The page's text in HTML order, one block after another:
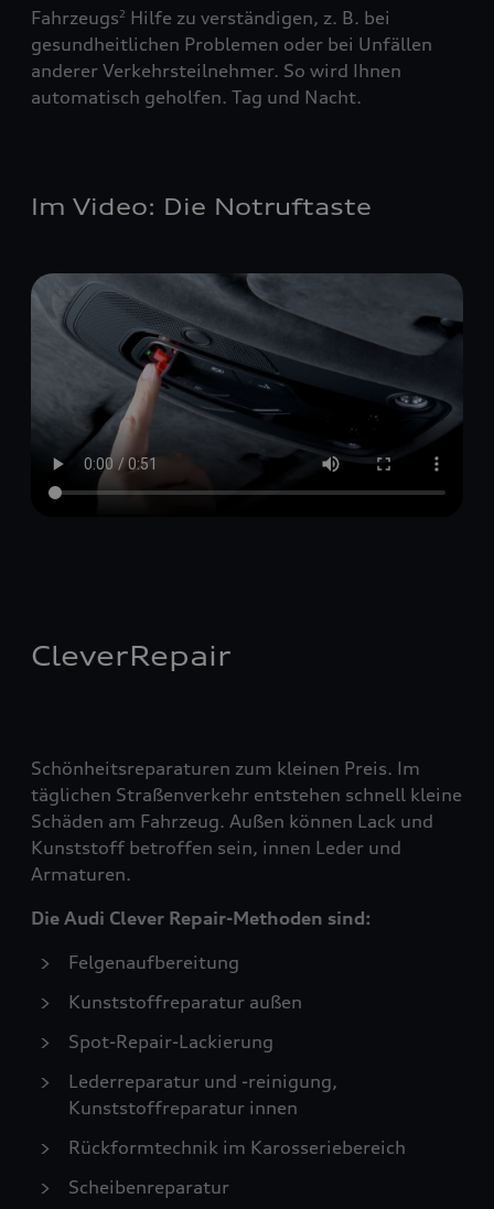
Fahrzeugs2 Hilfe zu verständigen, z. B. bei
gesundheitlichen Problemen oder bei Unfällen
anderer Verkehrsteilnehmer. So wird Ihnen
automatisch geholfen. Tag und Nacht.
Im Video: Die Notruftaste
CleverRepair
Schönheitsreparaturen zum kleinen Preis. Im
täglichen Straßenverkehr entstehen schnell kleine
Schäden am Fahrzeug. Außen können Lack und
Kunststoff betroffen sein, innen Leder und
Armaturen.
Die Audi Clever Repair-Methoden sind:
Felgenaufbereitung
Kunststoffreparatur außen
Spot-Repair-Lackierung
Lederreparatur und -reinigung,
Kunststoffreparatur innen
Rückformtechnik im Karosseriebereich
Scheibenreparatur